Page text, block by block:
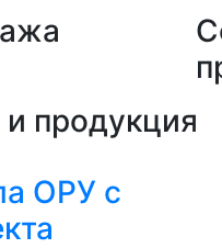
продукция
ОРУ с